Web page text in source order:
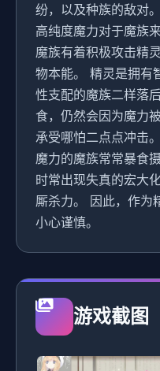
纷，以及种族的敌对
高纯度魔力对于魔族
魔族有着积极攻击精
物本能。 精灵是拥有
性支配的魔族二样落
食，仍然会因为魔力
承受哪怕二点点冲击
魔力的魔族常常暴食
时常出现失真的宏大
厮杀力。 因此，作为
小心谨慎。
游戏截图